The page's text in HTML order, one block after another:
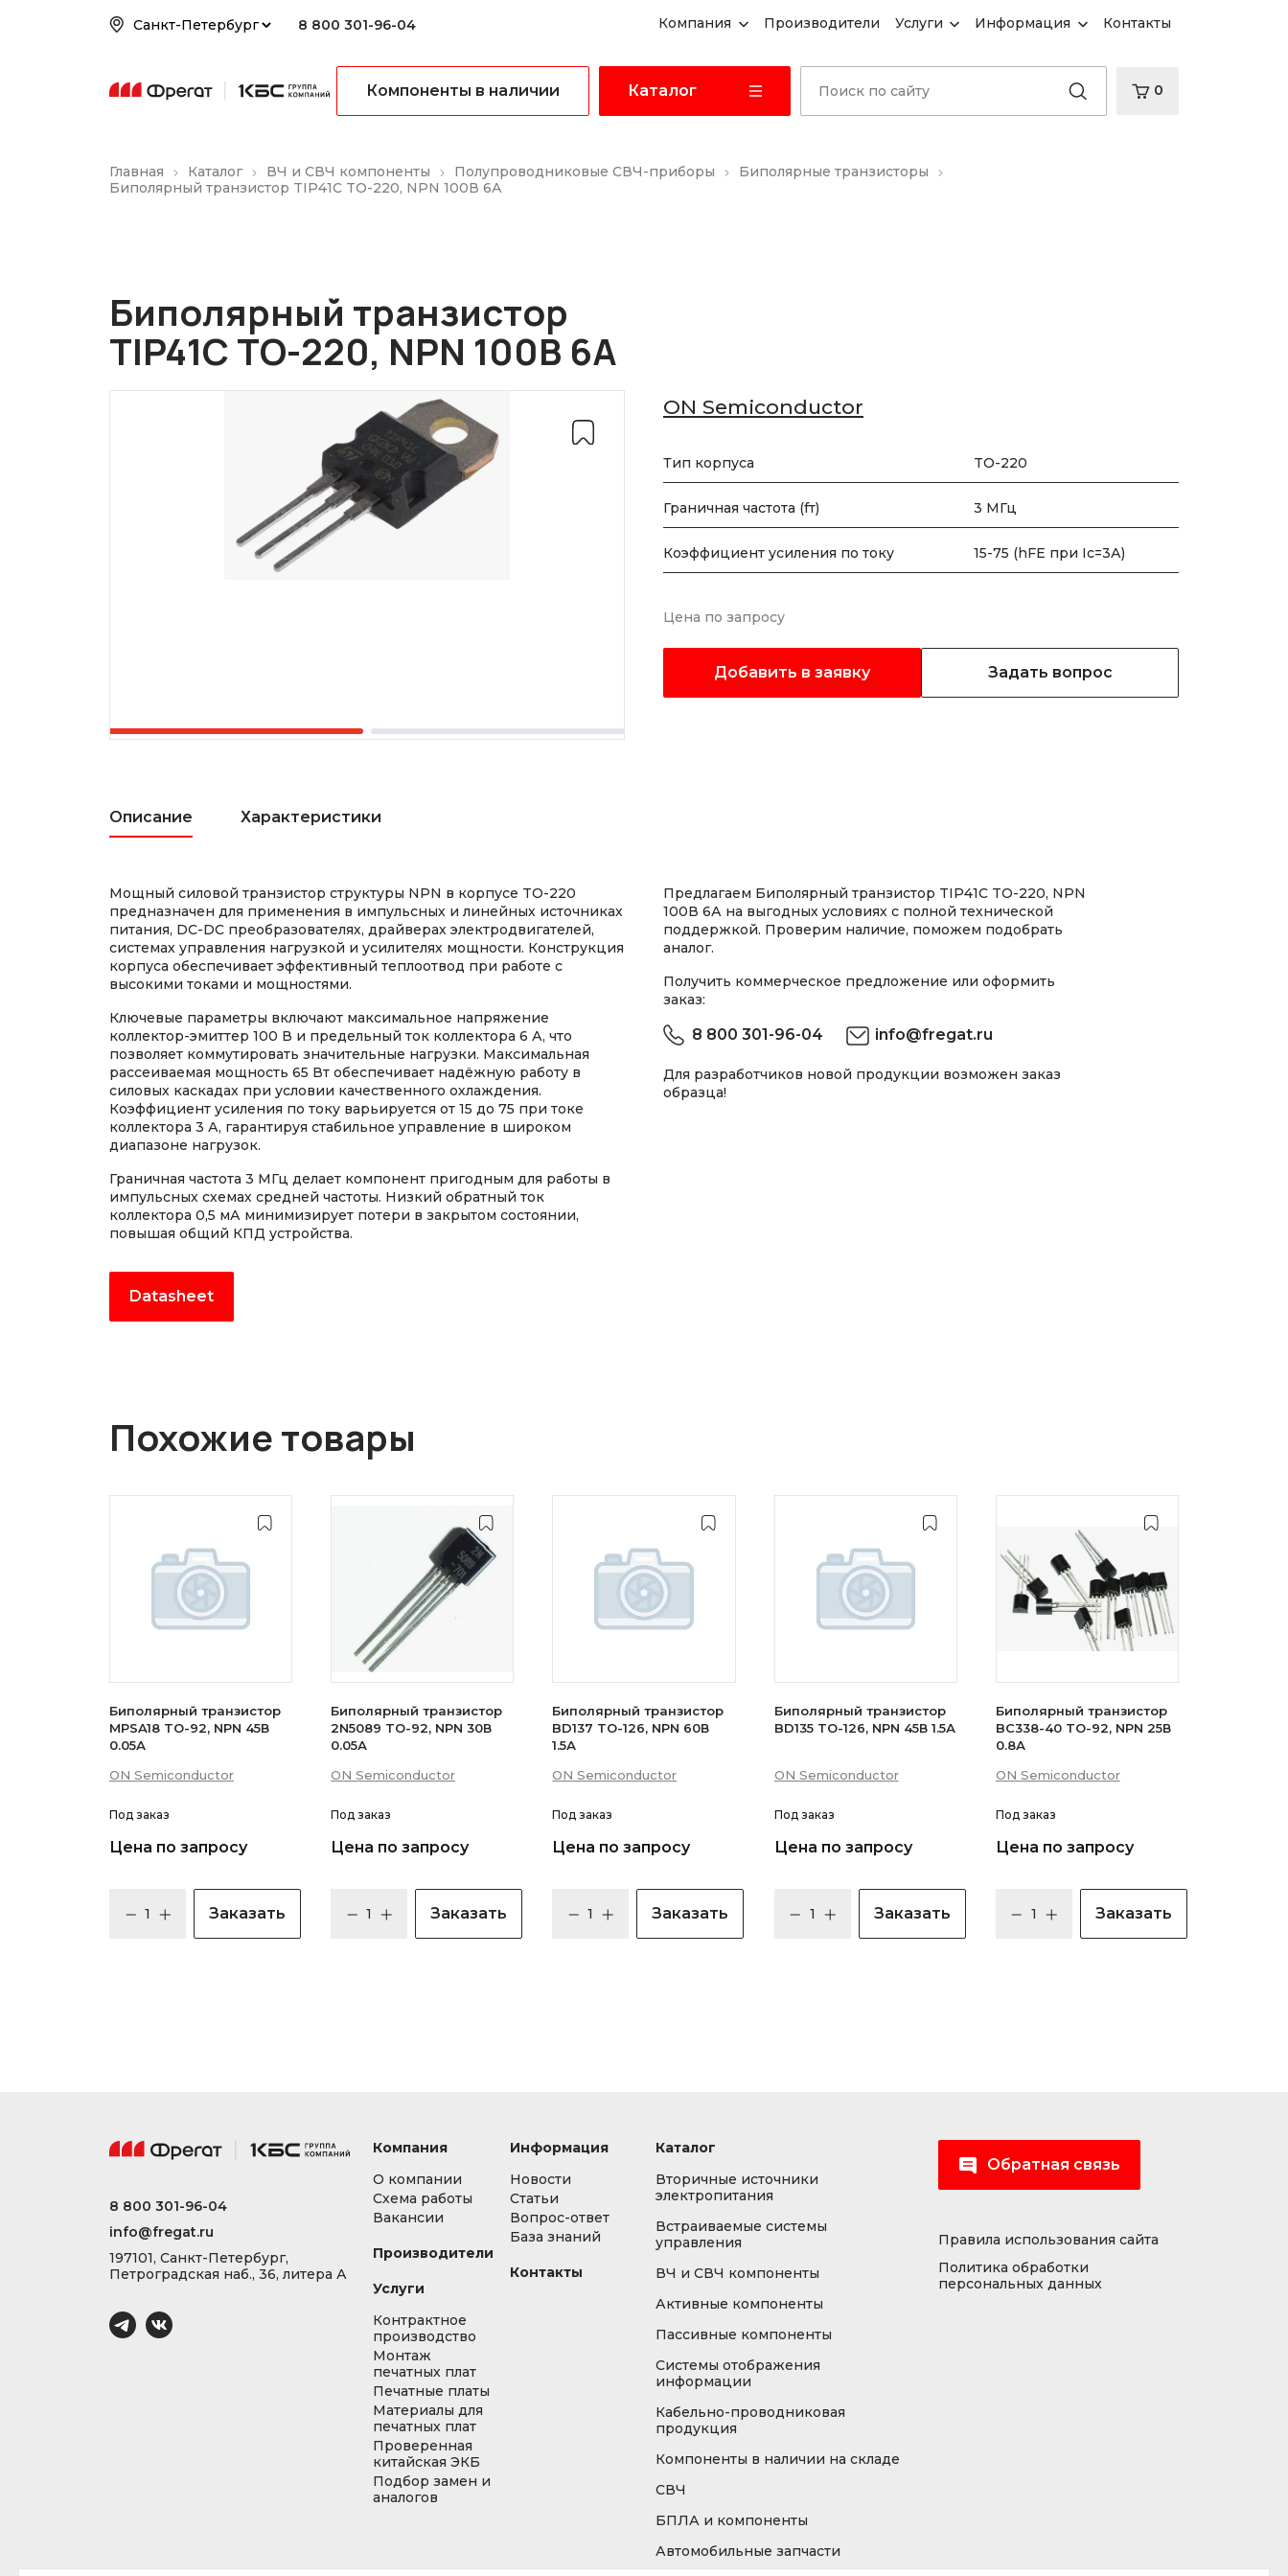
8 800 301-96-04 Компания Производители Услуги Информация Контакты
Компоненты в наличии Каталог 0
Главная Каталог ВЧ и СВЧ компоненты Полупроводниковые СВЧ-приборы
Биполярные транзисторы
Биполярный транзистор TIP41C TO-220, NPN 100В 6А
Биполярный транзистор
TIP41C TO-220, NPN 100В 6А
ON Semiconductor
Тип корпуса TO-220
Граничная частота (fт) 3 МГц
Коэффициент усиления по току 15-75 (hFE при Ic=3А)
Цена по запросу
Добавить в заявку Задать вопрос
Описание Характеристики
Мощный силовой транзистор структуры NPN в корпусе TO-220
предназначен для применения в импульсных и линейных источниках
питания, DC-DC преобразователях, драйверах электродвигателей,
системах управления нагрузкой и усилителях мощности. Конструкция
корпуса обеспечивает эффективный теплоотвод при работе с
высокими токами и мощностями.
Ключевые параметры включают максимальное напряжение
коллектор-эмиттер 100 В и предельный ток коллектора 6 А, что
позволяет коммутировать значительные нагрузки. Максимальная
рассеиваемая мощность 65 Вт обеспечивает надёжную работу в
силовых каскадах при условии качественного охлаждения.
Коэффициент усиления по току варьируется от 15 до 75 при токе
коллектора 3 А, гарантируя стабильное управление в широком
диапазоне нагрузок.
Граничная частота 3 МГц делает компонент пригодным для работы в
импульсных схемах средней частоты. Низкий обратный ток
коллектора 0,5 мА минимизирует потери в закрытом состоянии,
повышая общий КПД устройства.
Datasheet
Предлагаем Биполярный транзистор TIP41C TO-220, NPN
100В 6А на выгодных условиях с полной технической
поддержкой. Проверим наличие, поможем подобрать
аналог.
Получить коммерческое предложение или оформить
заказ:
8 800 301-96-04 info@fregat.ru
Для разработчиков новой продукции возможен заказ
образца!
Похожие товары
Биполярный транзистор
MPSA18 TO-92, NPN 45В
0.05А
ON Semiconductor
Под заказ
Цена по запросу
Заказать
Биполярный транзистор
2N5089 TO-92, NPN 30В
0.05А
ON Semiconductor
Под заказ
Цена по запросу
Заказать
Биполярный транзистор
BD137 TO-126, NPN 60В
1.5А
ON Semiconductor
Под заказ
Цена по запросу
Заказать
Биполярный транзистор
BD135 TO-126, NPN 45В 1.5А
ON Semiconductor
Под заказ
Цена по запросу
Заказать
Биполярный транзистор
BC338-40 TO-92, NPN 25В
0.8А
ON Semiconductor
Под заказ
Цена по запросу
Заказать
8 800 301-96-04
info@fregat.ru
197101, Санкт-Петербург,
Петроградская наб., 36, литера А
Компания
О компании
Схема работы
Вакансии
Производители
Услуги
Контрактное
производство
Монтаж
печатных плат
Печатные платы
Материалы для
печатных плат
Проверенная
китайская ЭКБ
Подбор замен и
аналогов
Информация
Новости
Статьи
Вопрос-ответ
База знаний
Контакты
Каталог
Вторичные источники
электропитания
Встраиваемые системы
управления
ВЧ и СВЧ компоненты
Активные компоненты
Пассивные компоненты
Системы отображения
информации
Кабельно-проводниковая
продукция
Компоненты в наличии на складе
СВЧ
БПЛА и компоненты
Автомобильные запчасти
Обратная связь
Правила использования сайта
Политика обработки
персональных данных